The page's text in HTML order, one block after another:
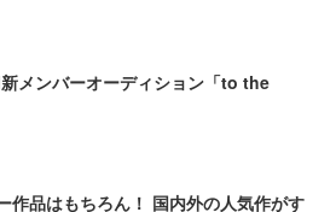
メンバーオーディション「to the
作品はもちろん！ 国内外の人気作がす